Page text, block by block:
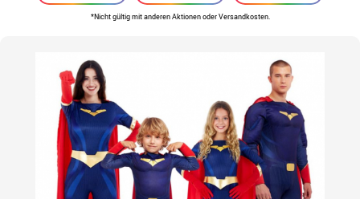
*Nicht gültig mit anderen Aktionen oder Versandkosten.